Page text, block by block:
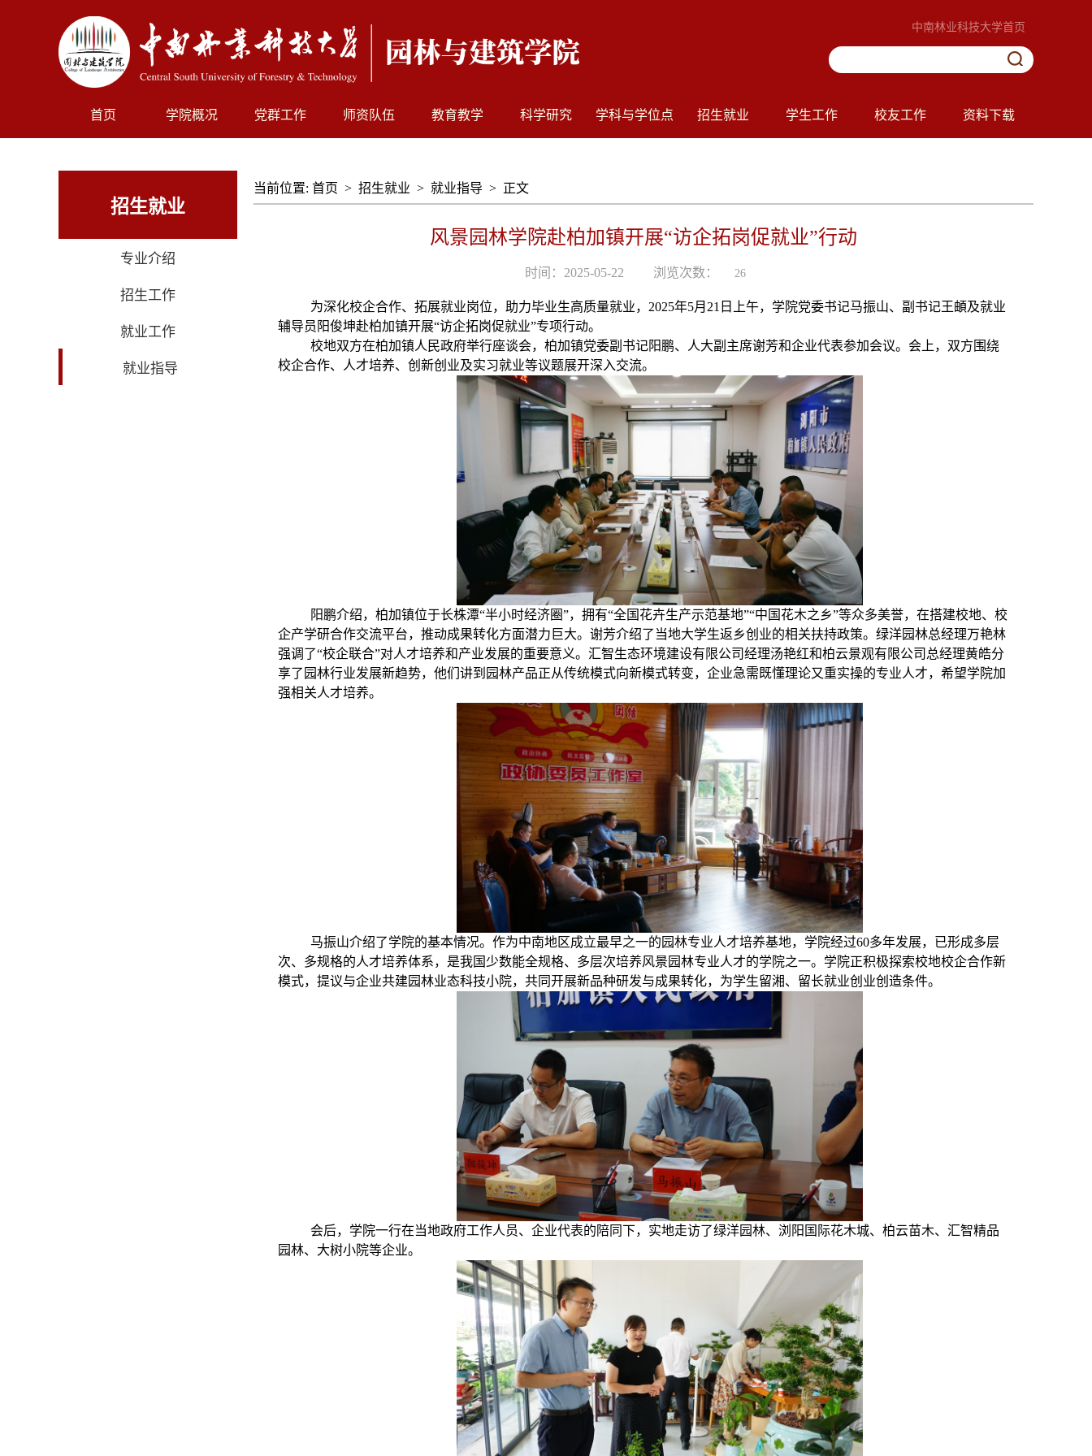
中南林业科技大学首页
首页 学院概况 党群工作 师资队伍 教育教学 科学研究 学科与学位点 招生就业 学生工作 校友工作 资料下载
招生就业
专业介绍
招生工作
就业工作
就业指导
当前位置: 首页 > 招生就业 > 就业指导 > 正文
风景园林学院赴柏加镇开展“访企拓岗促就业”行动
时间：2025-05-22 浏览次数： 26
为深化校企合作、拓展就业岗位，助力毕业生高质量就业， 2025年5月21日上午，学院党委书记马振山、副书记王頔及就业
辅导员阳俊坤赴柏加镇开展“访企拓岗促就业”专项行动。
校地双方在柏加镇人民政府举行座谈会，柏加镇党委副书记阳鹏、人大副主席谢芳和企业代表参加会议。会上，双方围绕
校企合作、人才培养、创新创业及实习就业等议题展开深入交流。
阳鹏介绍，柏加镇位于长株潭“半小时经济圈”，拥有“全国花卉生产示范基地”“中国花木之乡”等众多美誉，在搭建校地、校
企产学研合作交流平台，推动成果转化方面潜力巨大。谢芳介绍了当地大学生返乡创业的相关扶持政策。绿洋园林总经理万艳林
强调了“校企联合”对人才培养和产业发展的重要意义。汇智生态环境建设有限公司经理汤艳红和柏云景观有限公司总经理黄皓分
享了园林行业发展新趋势，他们讲到园林产品正从传统模式向新模式转变，企业急需既懂理论又重实操的专业人才，希望学院加
强相关人才培养。
马振山介绍了学院的基本情况。作为中南地区成立最早之一的园林专业人才培养基地，学院经过60多年发展，已形成多层
次、多规格的人才培养体系，是我国少数能全规格、多层次培养风景园林专业人才的学院之一。学院正积极探索校地校企合作新
模式，提议与企业共建园林业态科技小院，共同开展新品种研发与成果转化，为学生留湘、留长就业创业创造条件。
会后，学院一行在当地政府工作人员、企业代表的陪同下，实地走访了绿洋园林、浏阳国际花木城、柏云苗木、汇智精品
园林、大树小院等企业。